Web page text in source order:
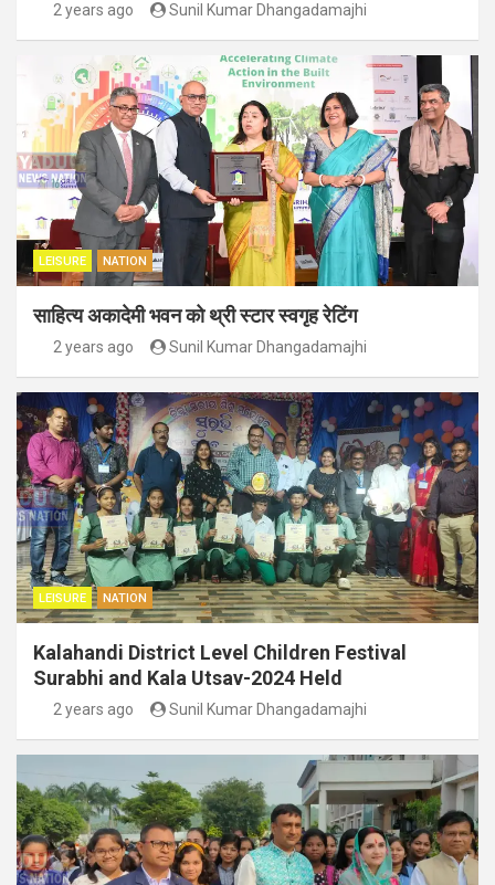
2 years ago Sunil Kumar Dhangadamajhi
LEISURE NATION
साहित्य अकादेमी भवन को थ्री स्टार स्वगृह रेटिंग
2 years ago Sunil Kumar Dhangadamajhi
LEISURE NATION
Kalahandi District Level Children Festival
Surabhi and Kala Utsav-2024 Held
2 years ago Sunil Kumar Dhangadamajhi